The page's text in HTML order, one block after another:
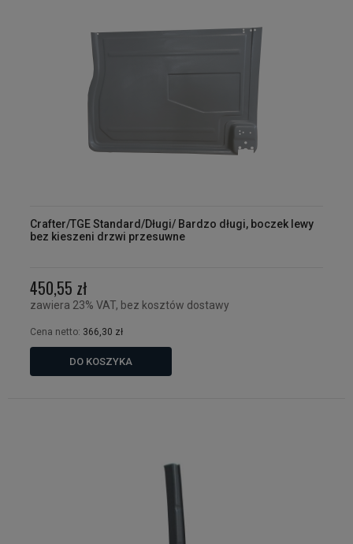
Crafter/TGE Standard/Długi/ Bardzo długi, boczek lewy
bez kieszeni drzwi przesuwne
450,55 zł
zawiera 23% VAT, bez kosztów dostawy
Cena netto: 366,30 zł
DO KOSZYKA